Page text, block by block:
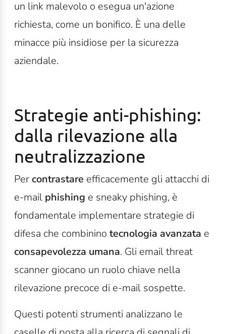
un link malevolo o esegua un'azione
richiesta, come un bonifico. È una delle
minacce più insidiose per la sicurezza
aziendale.
Strategie anti-phishing:
dalla rilevazione alla
neutralizzazione
Percontrastare efficacemente gli attacchi di
e-mail phishing e sneaky phishing, è
fondamentale implementare strategie di
difesa che combinino tecnologia avanzata e
consapevolezza umana. Gli email threat
scanner giocano un ruolo chiave nella
rilevazione precoce di e-mail sospette.
Questi potenti strumenti analizzano le